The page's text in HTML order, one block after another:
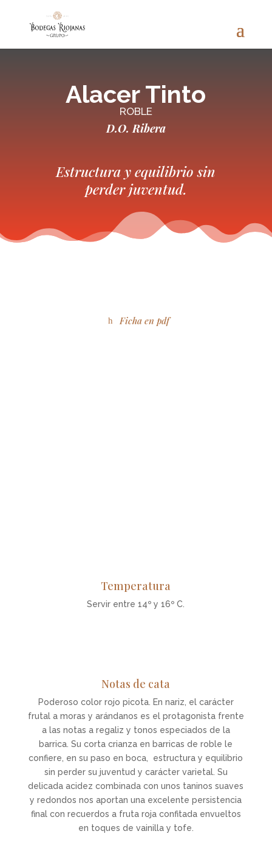
Alacer Tinto
ROBLE
D.O. Ribera
Estructura y equilibrio sin
perder juventud.
Temperatura
Servir entre 14º y 16º C.
Notas de cata
Poderoso color rojo picota. En nariz, el carácter
frutal a moras y arándanos es el protagonista frente
a las notas a regaliz y tonos especiados de la
barrica. Su corta crianza en barricas de roble le
confiere, en su paso en boca, estructura y equilibrio
sin perder su juventud y carácter varietal. Su
delicada acidez combinada con unos taninos suaves
y redondos nos aportan una excelente persistencia
final con recuerdos a fruta roja confitada envueltos
en toques de vainilla y tofe.
Ficha en pdf